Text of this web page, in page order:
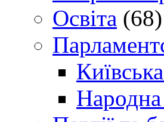
Освіта (68)